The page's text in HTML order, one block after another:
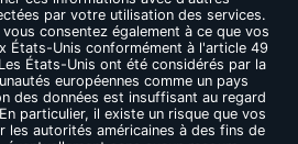
FAQ
LÉGALES
D’UTILISATION